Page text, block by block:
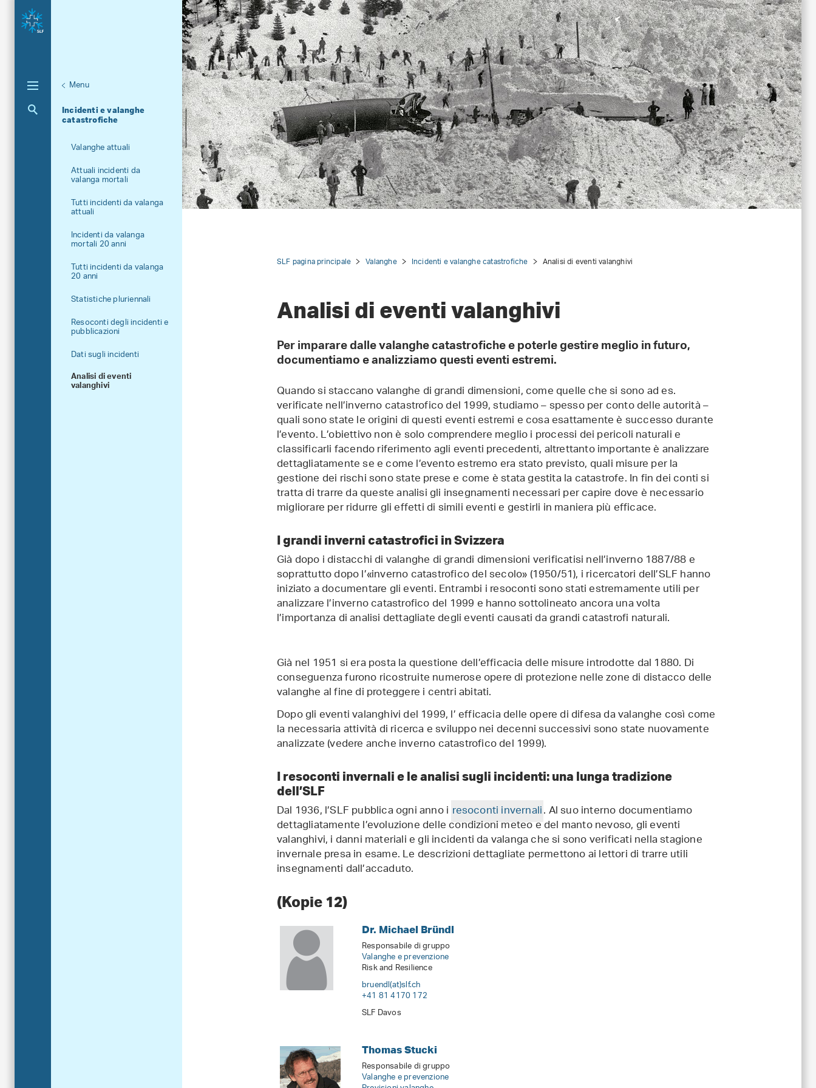
Valanghe
Unternavigation
Menu
Incidenti e valanghe
catastrofiche
Aktuelle Navigation
Valanghe attuali
Attuali incidenti da
valanga mortali
Tutti incidenti da valanga
attuali
Incidenti da valanga
mortali 20 anni
Tutti incidenti da valanga
20 anni
Statistiche pluriennali
Resoconti degli incidenti e
pubblicazioni
Dati sugli incidenti
Analisi di eventi
valanghivi
SLF pagina principale Valanghe Incidenti e valanghe catastrofiche Analisi di eventi valanghivi
Analisi di eventi valanghivi
Per imparare dalle valanghe catastrofiche e poterle gestire meglio in futuro,
documentiamo e analizziamo questi eventi estremi.
Quando si staccano valanghe di grandi dimensioni, come quelle che si sono ad es.
verificate nell’inverno catastrofico del 1999, studiamo – spesso per conto delle autorità –
quali sono state le origini di questi eventi estremi e cosa esattamente è successo durante
l’evento. L’obiettivo non è solo comprendere meglio i processi dei pericoli naturali e
classificarli facendo riferimento agli eventi precedenti, altrettanto importante è analizzare
dettagliatamente se e come l’evento estremo era stato previsto, quali misure per la
gestione dei rischi sono state prese e come è stata gestita la catastrofe. In fin dei conti si
tratta di trarre da queste analisi gli insegnamenti necessari per capire dove è necessario
migliorare per ridurre gli effetti di simili eventi e gestirli in maniera più efficace.
I grandi inverni catastrofici in Svizzera
Già dopo i distacchi di valanghe di grandi dimensioni verificatisi nell’inverno 1887/88 e
soprattutto dopo l’«inverno catastrofico del secolo» (1950/51), i ricercatori dell’SLF hanno
iniziato a documentare gli eventi. Entrambi i resoconti sono stati estremamente utili per
analizzare l’inverno catastrofico del 1999 e hanno sottolineato ancora una volta
l’importanza di analisi dettagliate degli eventi causati da grandi catastrofi naturali.
Già nel 1951 si era posta la questione dell’efficacia delle misure introdotte dal 1880. Di
conseguenza furono ricostruite numerose opere di protezione nelle zone di distacco delle
valanghe al fine di proteggere i centri abitati.
Dopo gli eventi valanghivi del 1999, l’ efficacia delle opere di difesa da valanghe così come
la necessaria attività di ricerca e sviluppo nei decenni successivi sono state nuovamente
analizzate (vedere anche inverno catastrofico del 1999).
I resoconti invernali e le analisi sugli incidenti: una lunga tradizione
dell’SLF
Dal 1936, l’SLF pubblica ogni anno i resoconti invernali. Al suo interno documentiamo
dettagliatamente l’evoluzione delle condizioni meteo e del manto nevoso, gli eventi
valanghivi, i danni materiali e gli incidenti da valanga che si sono verificati nella stagione
invernale presa in esame. Le descrizioni dettagliate permettono ai lettori di trarre utili
insegnamenti dall’accaduto.
(Kopie 12)
Dr. Michael Bründl
Responsabile di gruppo
Valanghe e prevenzione
Risk and Resilience
bruendl(at)slf.ch
+41 81 4170 172
SLF Davos
Thomas Stucki
Responsabile di gruppo
Valanghe e prevenzione